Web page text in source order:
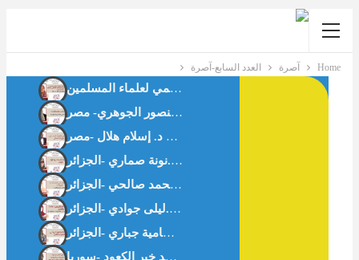
Home آصرة العدد السابع-آصرة
حوار مع د.كاميليا حلمي رئيس لجنة الأسرة بالاتحاد العالمي لعلماء المسلمين
فقه المسافة الآمنة: براءة الذمة في صلة الرحم المؤذية د. فداء منصور الجوهري- مصر
ما لا يُقال في العلاقات الزوجية رحلة في نفسية الرجل – د.سمية محمد صالحي -الجزائر